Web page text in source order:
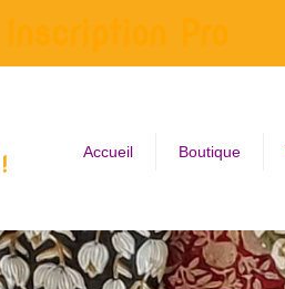
Inscription Pro
Accueil Boutique